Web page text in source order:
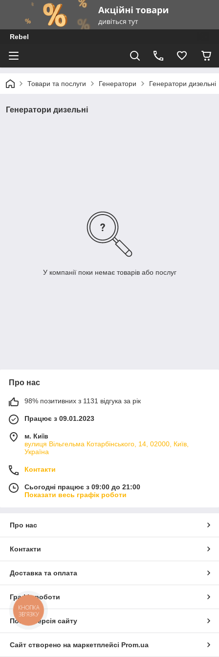
Rebel
Товари та послуги Генератори Генератори дизельні
Генератори дизельні
У компанії поки немає товарів або послуг
Про нас
98% позитивних з 1131 відгука за рік
Працює з 09.01.2023
м. Київ
вулиця Вільгельма Котарбінського, 14, 02000, Київ,
Україна
Контакти
Сьогодні працює з 09:00 до 21:00
Показати весь графік роботи
Про нас
Контакти
Доставка та оплата
Графік роботи
Повна версія сайту
Сайт створено на маркетплейсі Prom.ua
КНОПКА
ЗВ'ЯЗКУ